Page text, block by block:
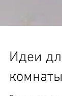
Идеи